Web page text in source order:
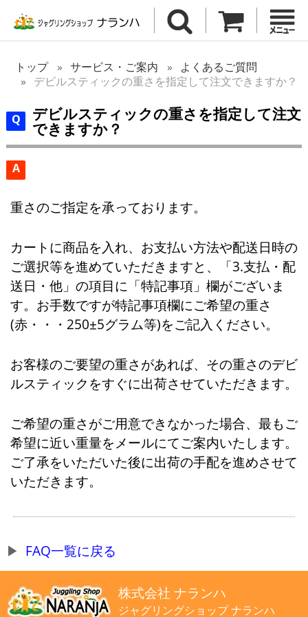
トップ サービス・ご案内
よくあるご質問
デビルスティックの重さを指定して注文できますか？
デビルスティックの重さを指定して注文
できますか？
A
重さのご指定を承っております。
カートに商品を入れ、お支払い方法や配送日時の
ご選択等を進めていただきますと、「3.支払・配
送日・他」の項目に「特記事項」欄がございま
す。お手数ですが特記事項欄にご希望の重さ
(赤・・・250±5グラム等)をご記入ください。
お客様のご要望の重さがあれば、その重さのデビ
ルスティックをすぐに出荷させていただきます。
ご希望の重さがご用意できなかった場合、最もご
希望に近い重量をメールにてご案内いたします。
ご了承をいただいた後に出荷の手配を進めさせて
いただきます。
FAQ一覧に戻る
株式会社 ナランハ
ジャグリングショップ ナランハ